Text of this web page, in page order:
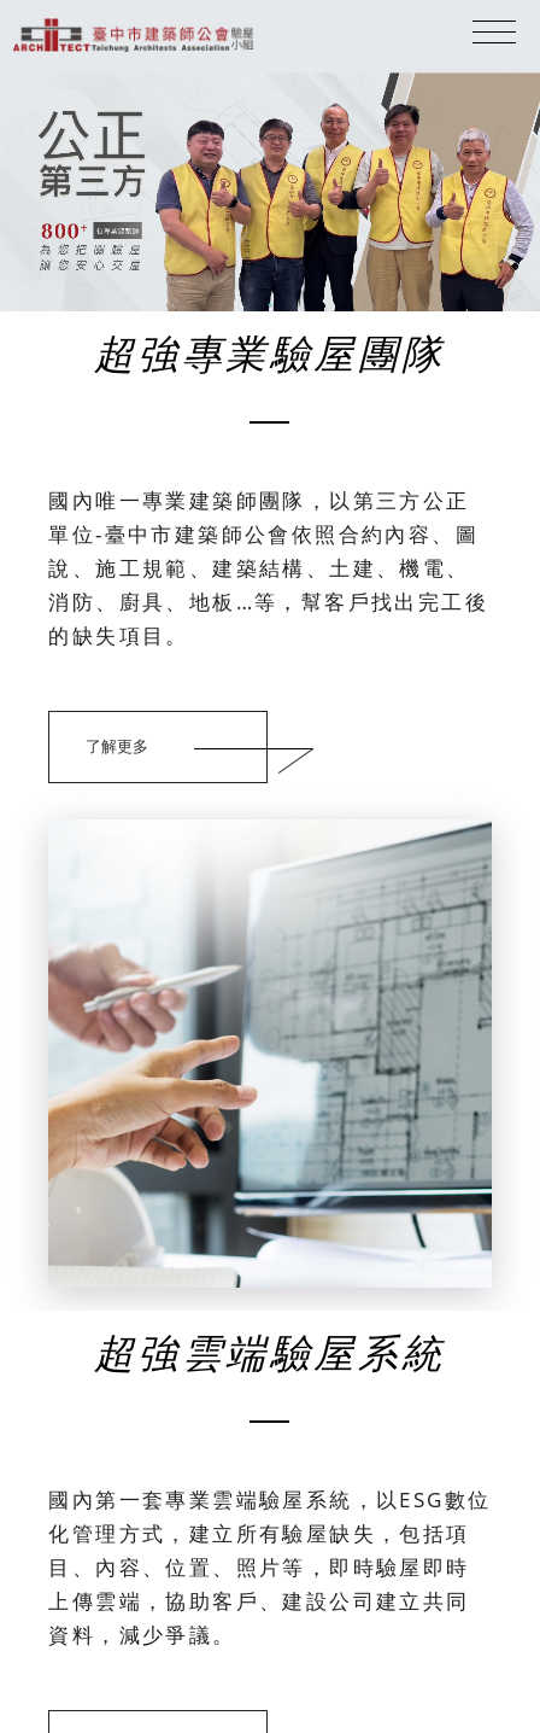
超強專業驗屋團隊
國內唯一專業建築師團隊，以第三方公正
單位-臺中市建築師公會依照合約內容、圖
說、施工規範、建築結構、土建、機電、
消防、廚具、地板…等，幫客戶找出完工後
的缺失項目。
了解更多
超強雲端驗屋系統
國內第一套專業雲端驗屋系統，以ESG數位
化管理方式，建立所有驗屋缺失，包括項
目、內容、位置、照片等，即時驗屋即時
上傳雲端，協助客戶、建設公司建立共同
資料，減少爭議。